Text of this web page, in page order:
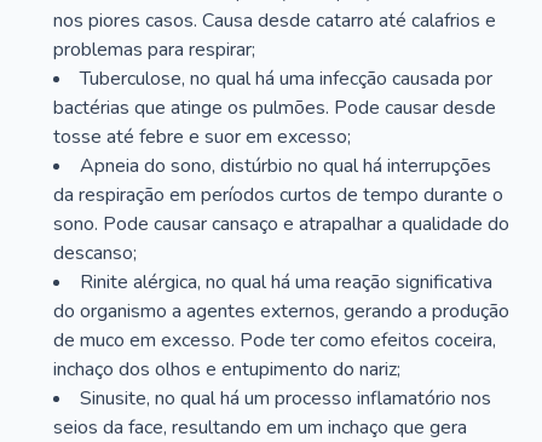
nos piores casos. Causa desde catarro até calafrios e
problemas para respirar;
Tuberculose, no qual há uma infecção causada por
bactérias que atinge os pulmões. Pode causar desde
tosse até febre e suor em excesso;
Apneia do sono, distúrbio no qual há interrupções
da respiração em períodos curtos de tempo durante o
sono. Pode causar cansaço e atrapalhar a qualidade do
descanso;
Rinite alérgica, no qual há uma reação significativa
do organismo a agentes externos, gerando a produção
de muco em excesso. Pode ter como efeitos coceira,
inchaço dos olhos e entupimento do nariz;
Sinusite, no qual há um processo inflamatório nos
seios da face, resultando em um inchaço que gera